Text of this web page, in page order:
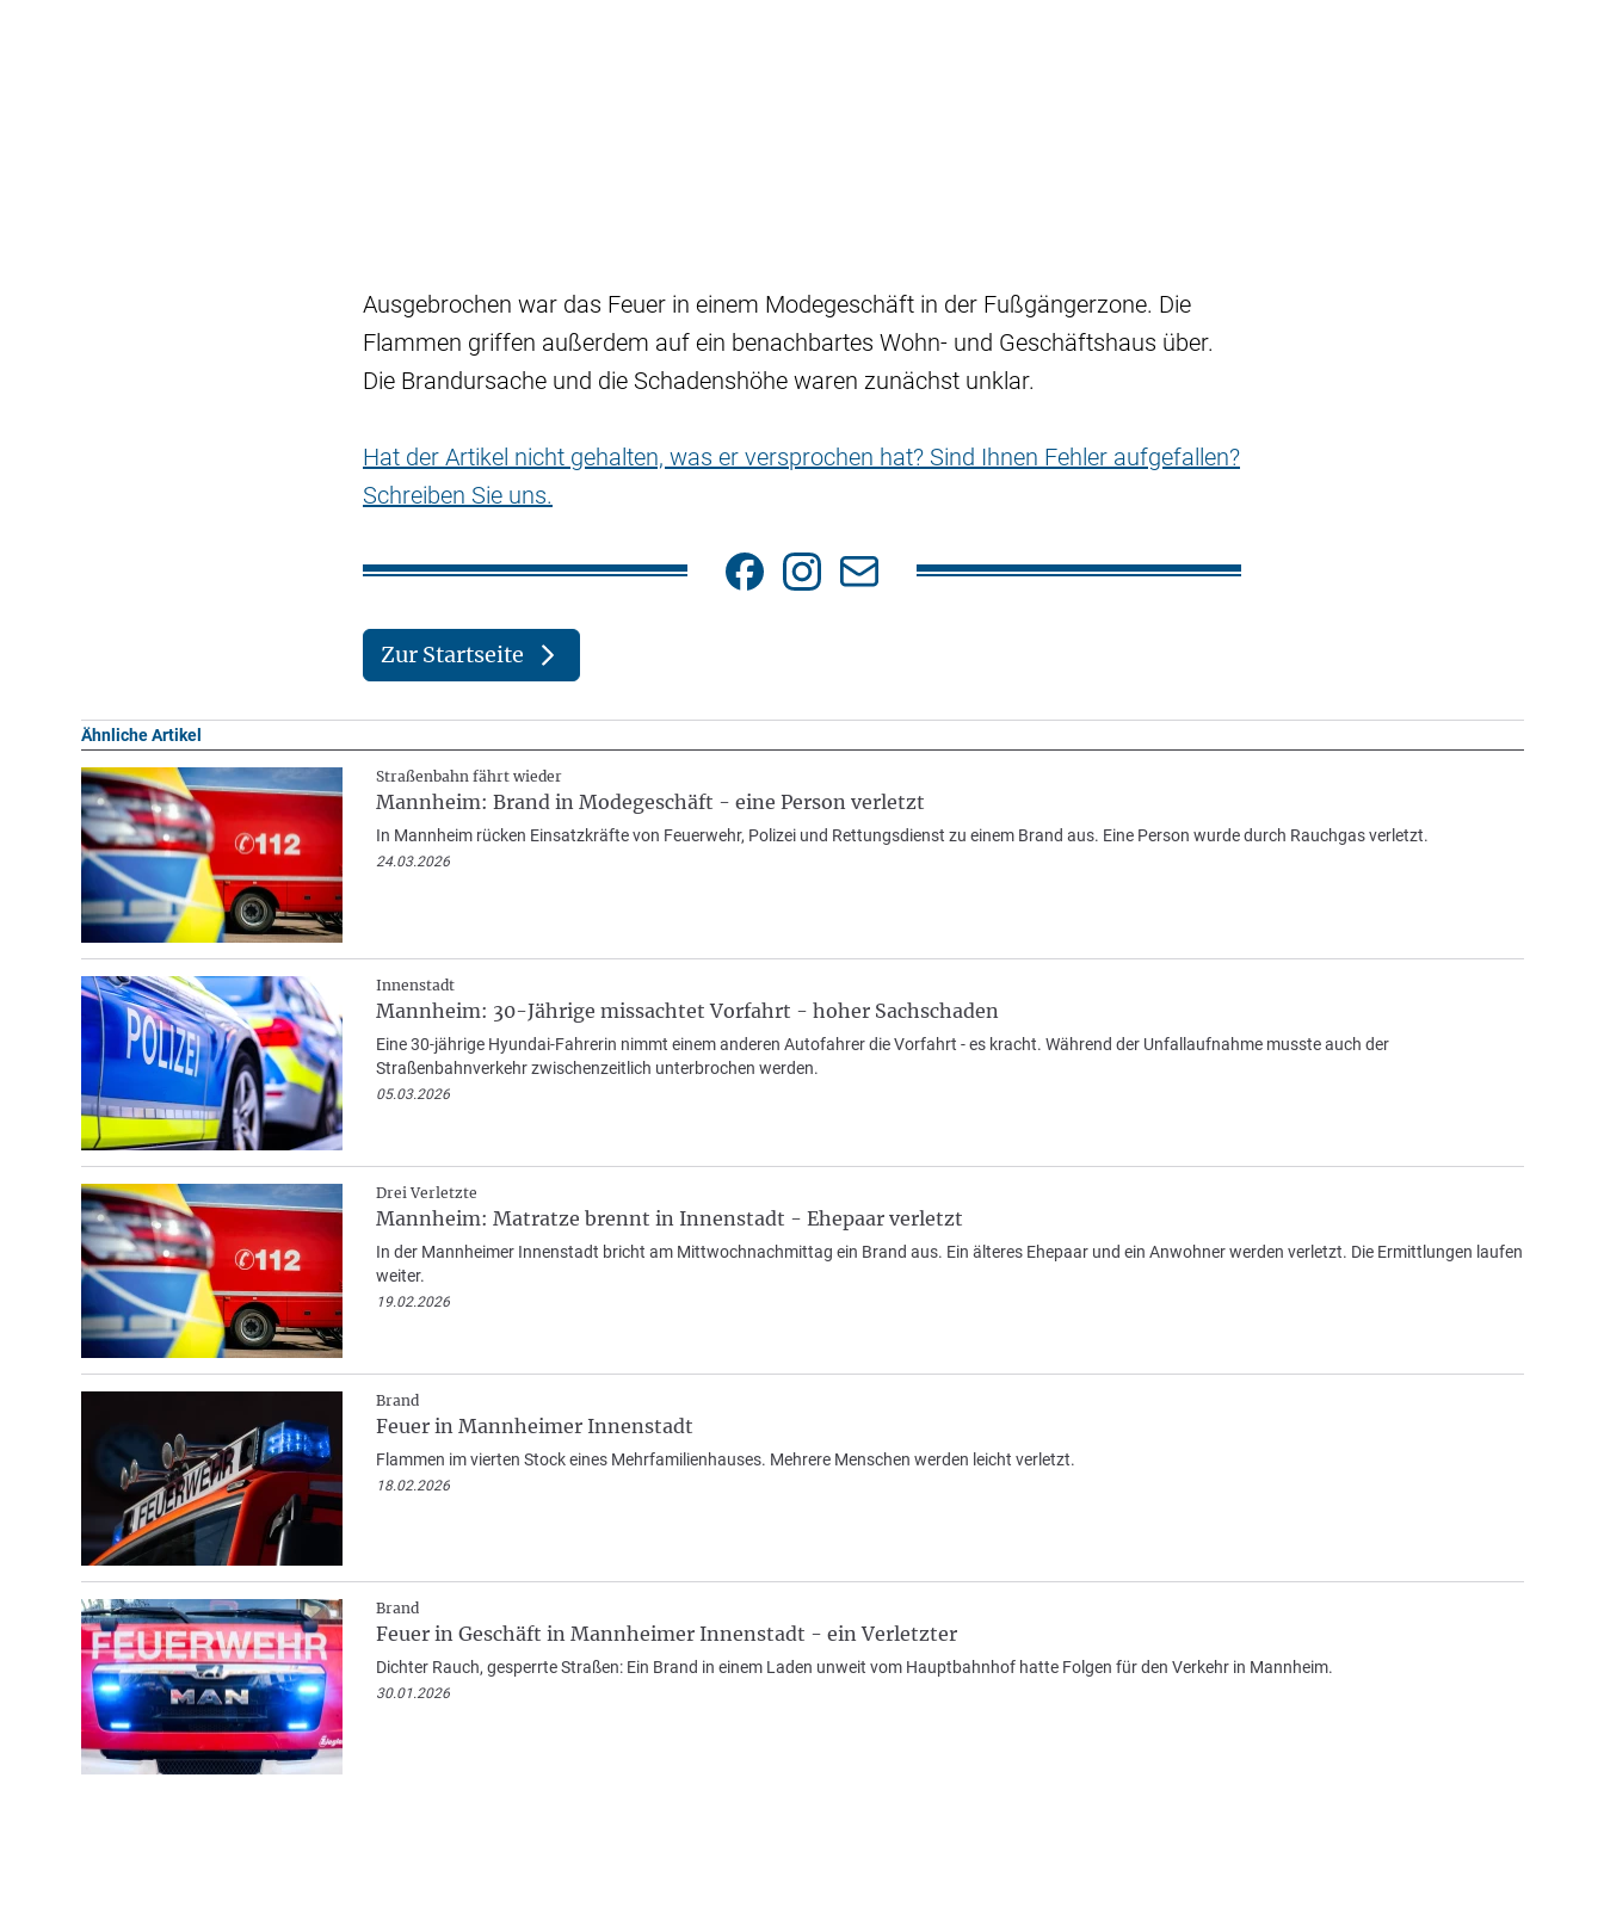
Ausgebrochen war das Feuer in einem Modegeschäft in der Fußgängerzone. Die
Flammen griffen außerdem auf ein benachbartes Wohn- und Geschäftshaus über.
Die Brandursache und die Schadenshöhe waren zunächst unklar.
Hat der Artikel nicht gehalten, was er versprochen hat? Sind Ihnen Fehler aufgefallen?
Schreiben Sie uns.
Zur Startseite
Ähnliche Artikel
Straßenbahn fährt wieder
Mannheim: Brand in Modegeschäft - eine Person verletzt
In Mannheim rücken Einsatzkräfte von Feuerwehr, Polizei und Rettungsdienst zu einem Brand aus. Eine Person wurde durch Rauchgas verletzt.
24.03.2026
Innenstadt
Mannheim: 30-Jährige missachtet Vorfahrt - hoher Sachschaden
Eine 30-jährige Hyundai-Fahrerin nimmt einem anderen Autofahrer die Vorfahrt - es kracht. Während der Unfallaufnahme musste auch der
Straßenbahnverkehr zwischenzeitlich unterbrochen werden.
05.03.2026
Drei Verletzte
Mannheim: Matratze brennt in Innenstadt - Ehepaar verletzt
In der Mannheimer Innenstadt bricht am Mittwochnachmittag ein Brand aus. Ein älteres Ehepaar und ein Anwohner werden verletzt. Die Ermittlungen laufen
weiter.
19.02.2026
Brand
Feuer in Mannheimer Innenstadt
Flammen im vierten Stock eines Mehrfamilienhauses. Mehrere Menschen werden leicht verletzt.
18.02.2026
Brand
Feuer in Geschäft in Mannheimer Innenstadt - ein Verletzter
Dichter Rauch, gesperrte Straßen: Ein Brand in einem Laden unweit vom Hauptbahnhof hatte Folgen für den Verkehr in Mannheim.
30.01.2026